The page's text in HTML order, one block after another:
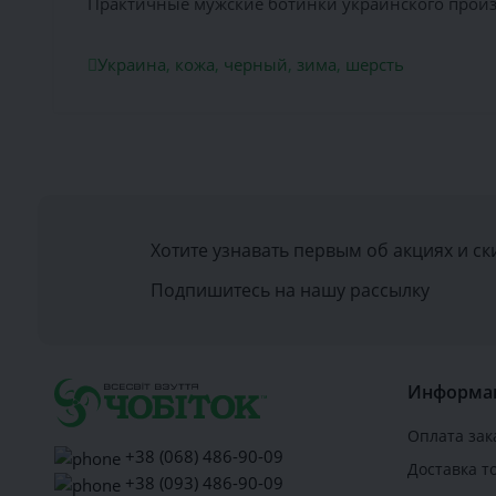
Украина, кожа, черный, зима, шерсть
Хотите узнавать первым об акциях и
Подпишитесь на нашу рассылку
+38 (068) 486-90-09
+38 (093) 486-90-09
Оплата
Доставка